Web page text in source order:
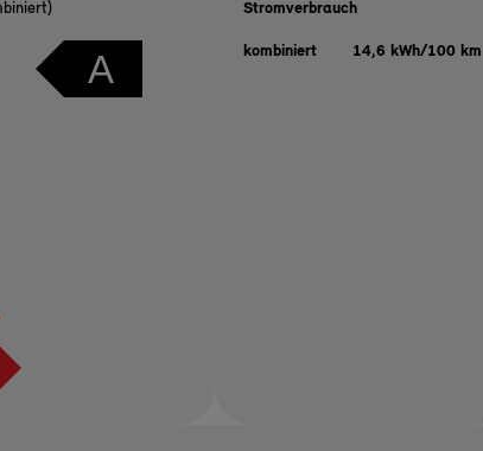
A
Stromverbrauch
kombiniert 14,6 kWh/100 km